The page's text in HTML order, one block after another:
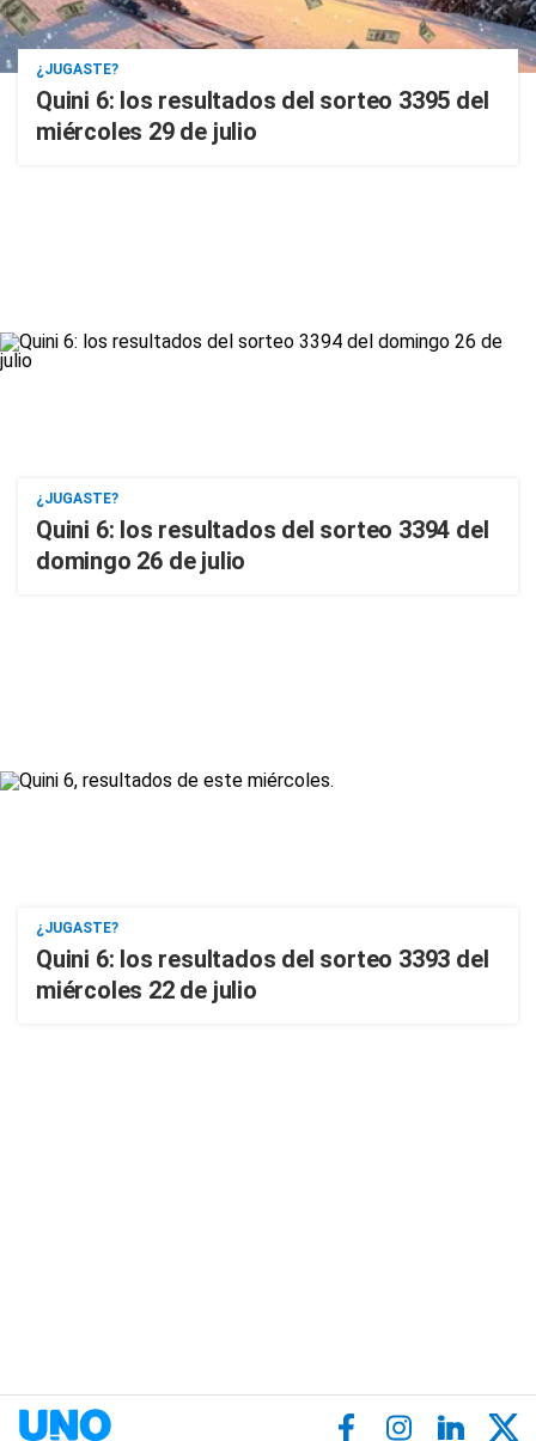
¿JUGASTE?
Quini 6: los resultados del sorteo 3395 del
miércoles 29 de julio
¿JUGASTE?
Quini 6: los resultados del sorteo 3394 del
domingo 26 de julio
¿JUGASTE?
Quini 6: los resultados del sorteo 3393 del
miércoles 22 de julio